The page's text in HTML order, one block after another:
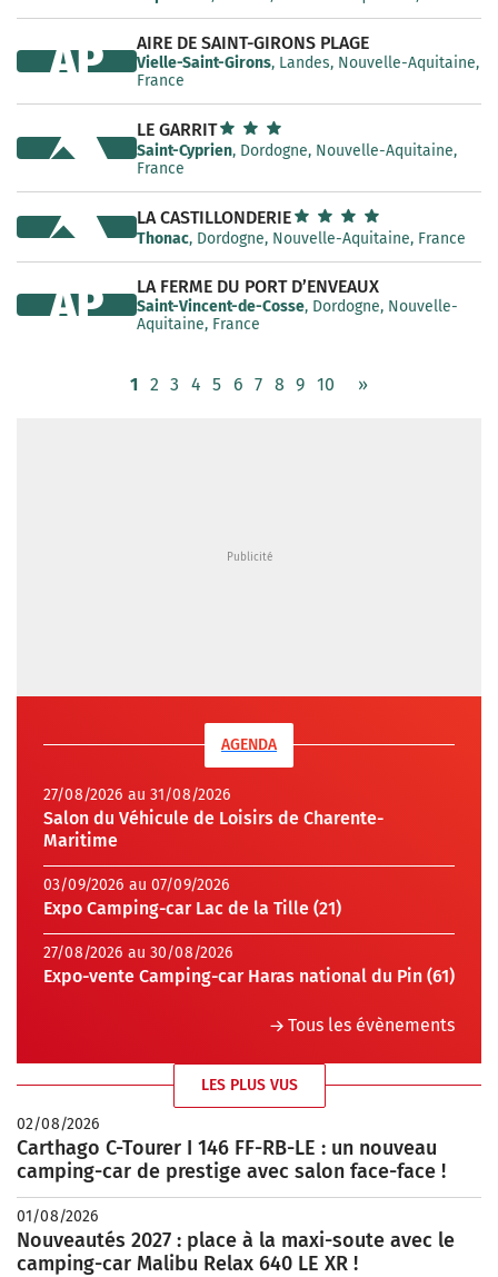
AIRE DE SAINT-GIRONS PLAGE
Vielle-Saint-Girons, Landes, Nouvelle-Aquitaine,
France
AP
LE GARRIT
Saint-Cyprien, Dordogne, Nouvelle-Aquitaine,
France
LA CASTILLONDERIE
Thonac, Dordogne, Nouvelle-Aquitaine, France
LA FERME DU PORT D’ENVEAUX
Saint-Vincent-de-Cosse, Dordogne, Nouvelle-
Aquitaine, France
AP
1 2 3 4 5 6 7 8 9 10 »
AGENDA
27/08/2026 au 31/08/2026
Salon du Véhicule de Loisirs de Charente-
Maritime
03/09/2026 au 07/09/2026
Expo Camping-car Lac de la Tille (21)
27/08/2026 au 30/08/2026
Expo-vente Camping-car Haras national du Pin (61)
Tous les évènements
LES PLUS VUS
02/08/2026
Carthago C-Tourer I 146 FF-RB-LE : un nouveau
camping-car de prestige avec salon face-face !
01/08/2026
Nouveautés 2027 : place à la maxi-soute avec le
camping-car Malibu Relax 640 LE XR !